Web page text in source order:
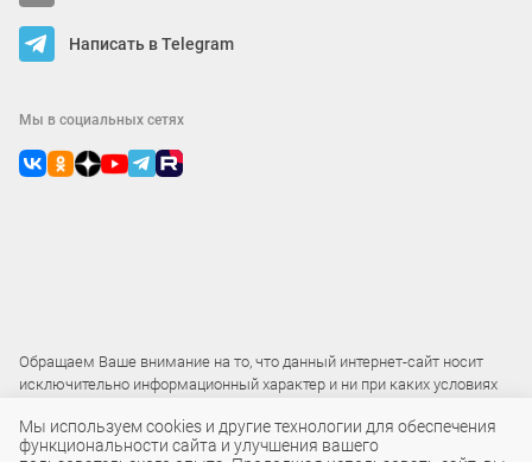
Написать в Telegram
Мы в социальных сетях
Обращаем Ваше внимание на то, что данный интернет-сайт носит
исключительно информационный характер и ни при каких условиях
Мы используем cookies и другие технологии для обеспечения
функциональности сайта и улучшения вашего